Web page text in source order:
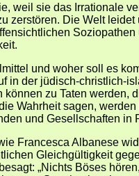
weil sie das Irrationale
zerstören. Die Welt
und woher soll es
in der jüdisch-christlich-
können zu Taten werden,
Wahrheit sagen,
und Gesellschaften in
Francesca Albanese
Gleichgültigkeit
„Nichts Böses